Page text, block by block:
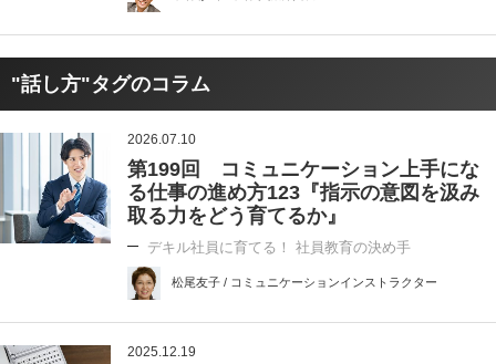
"話し方"タグのコラム
2026.07.10
第199回 コミュニケーション上手にな
る仕事の進め方123『指示の意図を汲み
取る力をどう育てるか』
デキル社員に育てる！ 社員教育の決め手
松尾友子 / コミュニケーションインストラクター
2025.12.19